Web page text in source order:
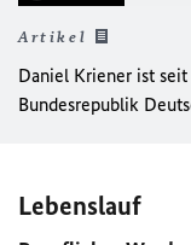
Artikel
Daniel Kriener ist
Bundesrepublik
Lebenslauf